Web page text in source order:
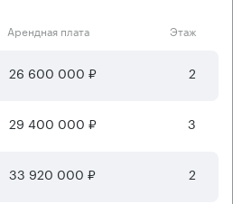
Арендная плата Этаж
26 600 000 ₽ 2
29 400 000 ₽ 3
33 920 000 ₽ 2